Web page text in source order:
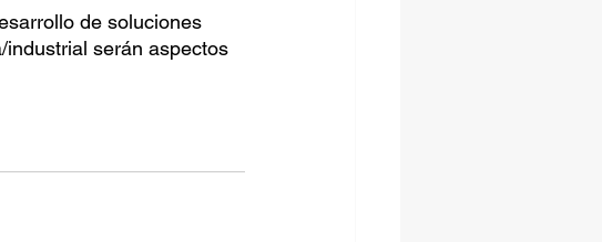
de soluciones
serán aspectos